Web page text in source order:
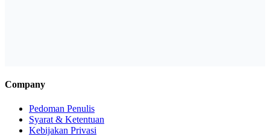
Company
Pedoman Penulis
Syarat & Ketentuan
Kebijakan Privasi